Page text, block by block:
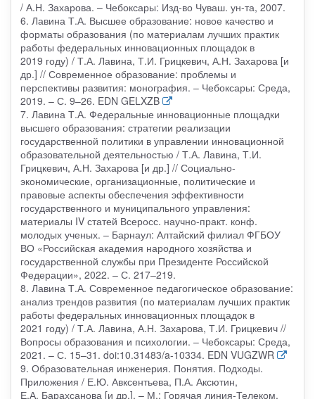
/ А.Н. Захарова. – Чебоксары: Изд-во Чуваш. ун-та, 2007.
6. Лавина Т.А. Высшее образование: новое качество и
форматы образования (по материалам лучших практик
работы федеральных инновационных площадок в
2019 году) / Т.А. Лавина, Т.И. Грицкевич, А.Н. Захарова [и
др.] // Современное образование: проблемы и
перспективы развития: монография. – Чебоксары: Среда,
2019. – С. 9–26. EDN GELXZB
7. Лавина Т.А. Федеральные инновационные площадки
высшего образования: стратегии реализации
государственной политики в управлении инновационной
образовательной деятельностью / Т.А. Лавина, Т.И.
Грицкевич, А.Н. Захарова [и др.] // Социально-
экономические, организационные, политические и
правовые аспекты обеспечения эффективности
государственного и муниципального управления:
материалы IV статей Всеросс. научно-практ. конф.
молодых ученых. – Барнаул: Алтайский филиал ФГБОУ
ВО «Российская академия народного хозяйства и
государственной службы при Президенте Российской
Федерации», 2022. – С. 217–219.
8. Лавина Т.А. Современное педагогическое образование:
анализ трендов развития (по материалам лучших практик
работы федеральных инновационных площадок в
2021 году) / Т.А. Лавина, А.Н. Захарова, Т.И. Грицкевич //
Вопросы образования и психологии. – Чебоксары: Среда,
2021. – С. 15–31. doi:10.31483/a-10334. EDN VUGZWR
9. Образовательная инженерия. Понятия. Подходы.
Приложения / Е.Ю. Авксентьева, П.А. Аксютин,
Е.А. Барахсанова [и др.]. – М.: Горячая линия-Телеком,